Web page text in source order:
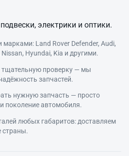
электрики и оптики.
Land Rover Defender, Audi,
Hyundai, Kia и другими.
тщательную проверку — мы
запчастей.
нужную запчасть — просто
поколение автомобиля.
любых габаритов: доставляем
страны.